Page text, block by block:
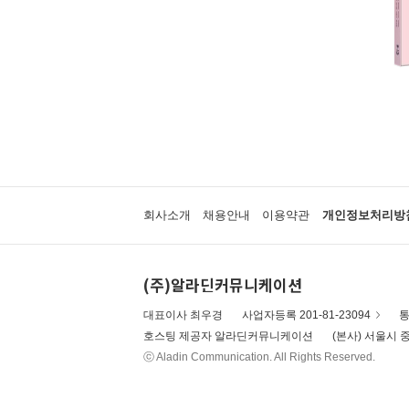
회사소개 채용안내 이용약관 개인정보처리방
(주)알라딘커뮤니케이션
대표이사 최우경 사업자등록 201-81-23094
호스팅 제공자 알라딘커뮤니케이션
(본사) 서울시
ⓒ Aladin Communication. All Rights Reserved.